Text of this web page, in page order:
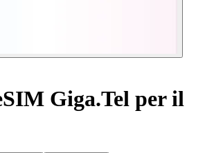
Giga.Tel per il